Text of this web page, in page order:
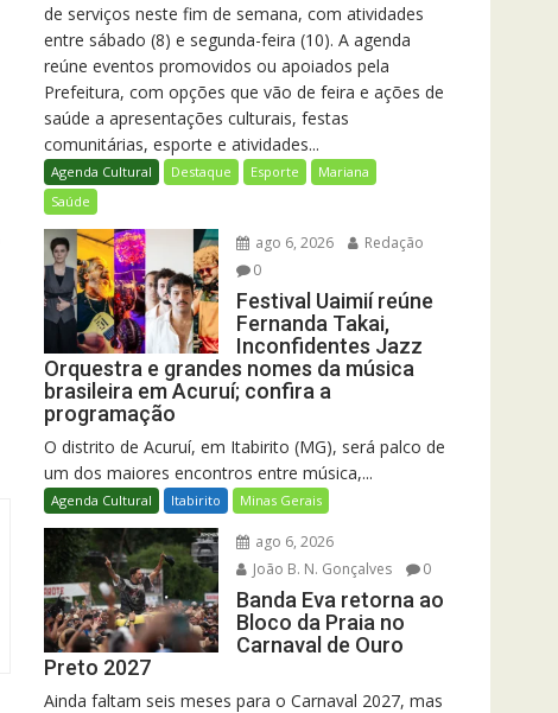
de serviços neste fim de semana, com atividades
entre sábado (8) e segunda-feira (10). A agenda
reúne eventos promovidos ou apoiados pela
Prefeitura, com opções que vão de feira e ações de
saúde a apresentações culturais, festas
comunitárias, esporte e atividades...
Agenda Cultural Destaque Esporte
Mariana
Saúde
ago 6, 2026
Redação
0
Festival Uaimií reúne
Fernanda Takai,
Inconfidentes Jazz
Orquestra e grandes nomes da música
brasileira em Acuruí; confira a
programação
O distrito de Acuruí, em Itabirito (MG), será palco de
um dos maiores encontros entre música,...
Agenda Cultural Itabirito Minas Gerais
ago 6, 2026
João B. N. Gonçalves
0
Banda Eva retorna ao
Bloco da Praia no
Carnaval de Ouro
Preto 2027
Ainda faltam seis meses para o Carnaval 2027, mas